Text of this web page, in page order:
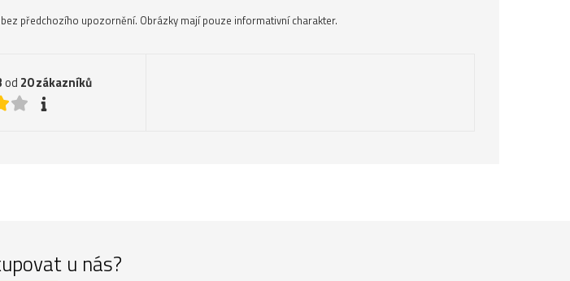
předchozího upozornění. Obrázky mají pouze informativní charakter.
od 20zákazníků
u nás?